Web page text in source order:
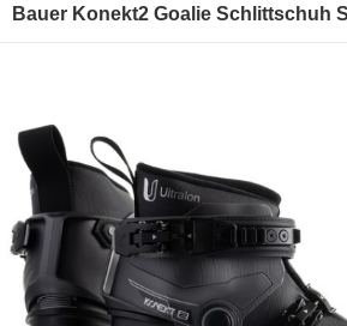
Bauer Konekt2 Goalie Schlittschuh